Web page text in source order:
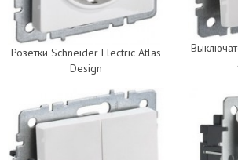
Розетки Schneider Electric Atlas
Design